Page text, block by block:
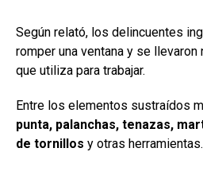
Según relató, los delincuentes
romper una ventana y se
que utiliza para trabajar.
Entre los elementos sustraídos
punta, palanchas, tenazas,
de tornillos y otras herramientas.